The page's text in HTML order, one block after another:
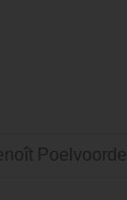
Poelvoorde